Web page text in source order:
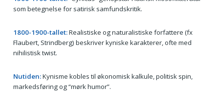
som betegnelse for satirisk samfundskritik.
1800-1900-tallet:Realistiske og naturalistiske forfattere (fx
Flaubert, Strindberg) beskriver kyniske karakterer, ofte med
nihilistisk twist.
Nutiden:Kynisme kobles til økonomisk kalkule, politisk spin,
markedsføring og “mørk humor”.